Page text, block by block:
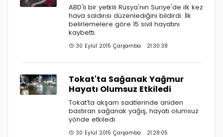
ABD'li bir yetkili Rusya'nın Suriye'de ilk kez
hava saldırısı düzenlediğini bildirdi. İlk
belirlemelere göre 15 sivil hayatını
kaybetti.
30 Eylül 2015 Çarşamba 21:30:38
Tokat'ta Sağanak Yağmur
Hayatı Olumsuz Etkiledi
Tokat’ta akşam saatlerinde aniden
bastıran sağanak yağış, hayatı olumsuz
yönde etkiledi.
30 Eylül 2015 Çarşamba 21:28:05